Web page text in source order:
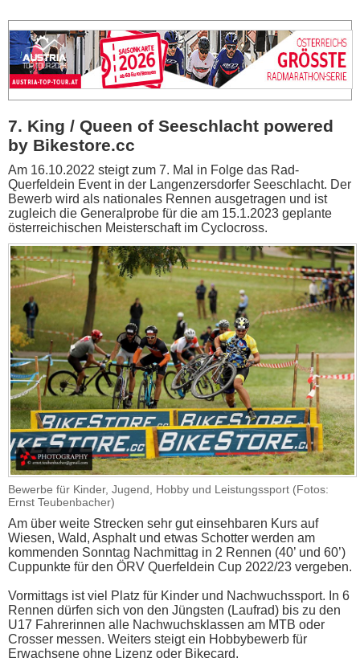
7. King / Queen of Seeschlacht powered
by Bikestore.cc
Am 16.10.2022 steigt zum 7. Mal in Folge das Rad-
Querfeldein Event in der Langenzersdorfer Seeschlacht. Der
Bewerb wird als nationales Rennen ausgetragen und ist
zugleich die Generalprobe für die am 15.1.2023 geplante
österreichischen Meisterschaft im Cyclocross.
Bewerbe für Kinder, Jugend, Hobby und Leistungssport (Fotos:
Ernst Teubenbacher)
Am über weite Strecken sehr gut einsehbaren Kurs auf
Wiesen, Wald, Asphalt und etwas Schotter werden am
kommenden Sonntag Nachmittag in 2 Rennen (40’ und 60’)
Cuppunkte für den ÖRV Querfeldein Cup 2022/23 vergeben.
Vormittags ist viel Platz für Kinder und Nachwuchssport. In 6
Rennen dürfen sich von den Jüngsten (Laufrad) bis zu den
U17 Fahrerinnen alle Nachwuchsklassen am MTB oder
Crosser messen. Weiters steigt ein Hobbybewerb für
Erwachsene ohne Lizenz oder Bikecard.